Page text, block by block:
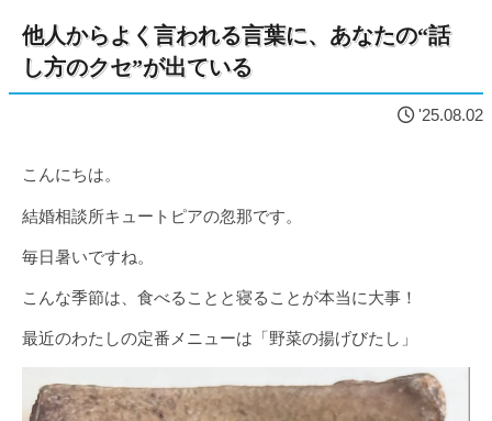
他人からよく言われる言葉に、あなたの“話
し方のクセ”が出ている
'25.08.02
こんにちは。
結婚相談所キュートピアの忽那です。
毎日暑いですね。
こんな季節は、食べることと寝ることが本当に大事！
最近のわたしの定番メニューは「野菜の揚げびたし」